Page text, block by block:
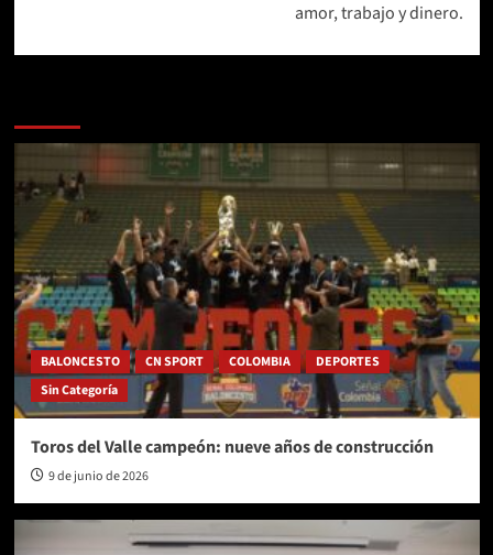
amor, trabajo y dinero.
BALONCESTO CN SPORT COLOMBIA
DEPORTES
Sin Categoría
Toros del Valle campeón: nueve años de construcción
9 de junio de 2026